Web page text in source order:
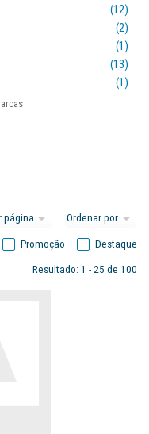
(12)
(2)
(1)
(13)
(1)
Destaque
Promoção
Resultado: 1 - 25 de 100